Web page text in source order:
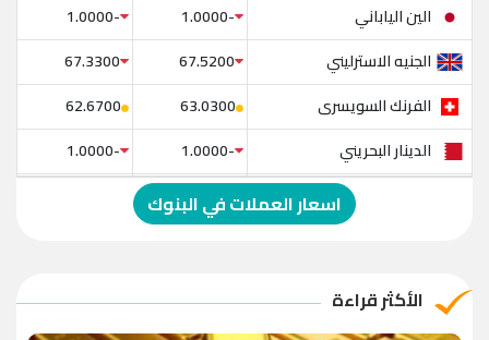
الين الياباني
-1.0000
-1.0000
الجنيه الاسترليني
67.5200
67.3300
الفرنك السويسرى
63.0300
62.6700
الدينار البحريني
-1.0000
-1.0000
الدولار الإسترالي
-1.0000
الريال القطري
الدينار الأردني
-1.0000
-1.0000
اسعار العملات في البنوك
الأكثر قراءة